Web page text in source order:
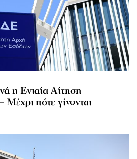
η Ενιαία Αίτηση
πότε γίνονται